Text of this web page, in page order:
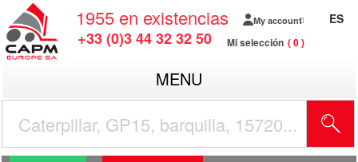
1955 en existencias
+33 (0)3 44 32 32 50
My account
Mi selección 0
ES
MENU